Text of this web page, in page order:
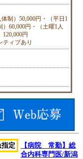
制）50,000円・（平日1
60,000円・（土曜1人
円
ティブあり
定
【病院 常勤】総
合内科専門医/新潟